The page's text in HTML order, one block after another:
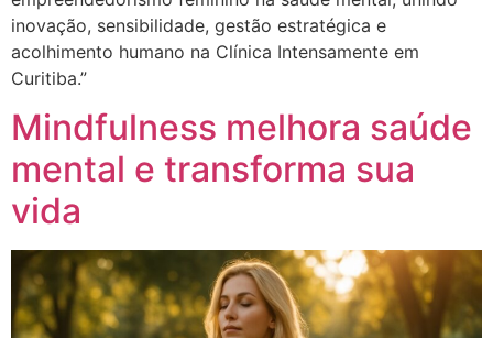
inovação, sensibilidade, gestão estratégica e
acolhimento humano na Clínica Intensamente em
Curitiba.”
Mindfulness melhora saúde
mental e transforma sua
vida